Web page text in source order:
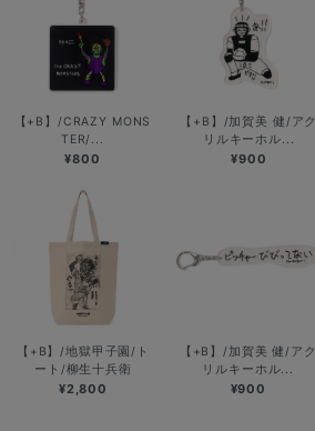
【+B】/CRAZY MONS
TER/...
¥800
【+B】/加賀美 健/アク
リルキーホル...
¥900
【+B】/地獄甲子園/ト
ート/柳生十兵衛
¥2,800
【+B】/加賀美 健/アク
リルキーホル...
¥900